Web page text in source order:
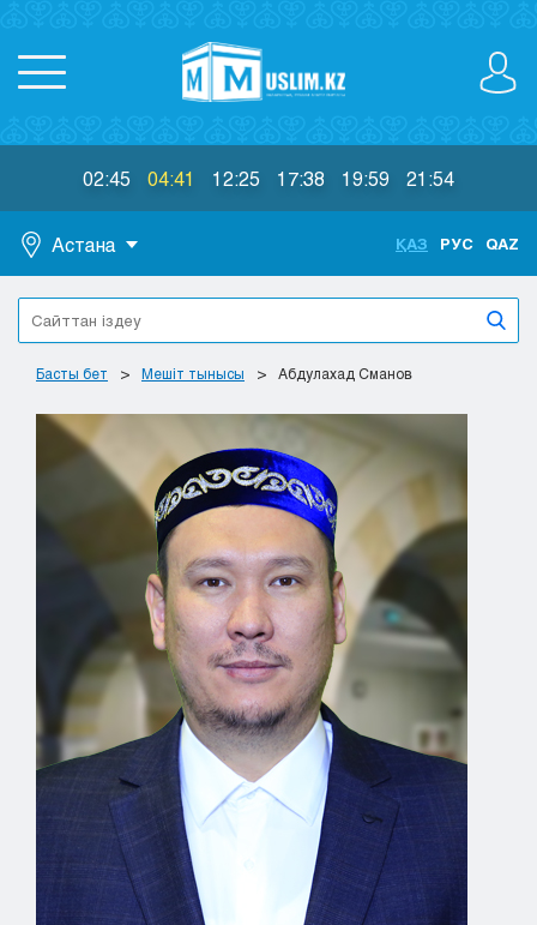
02:45 04:41 12:25 17:38 19:59 21:54
Астана
Астана
Алматы
Актобе
Атырау
Жезказган
Караганда
Кызылорда
Петропавловск
Талдыкорган
Тараз
Туркестан
Уральск
Усть-Каменогорск
Шымкент
ҚАЗ РУС QAZ
Басты бет Мешіт тынысы Абдулахад Сманов